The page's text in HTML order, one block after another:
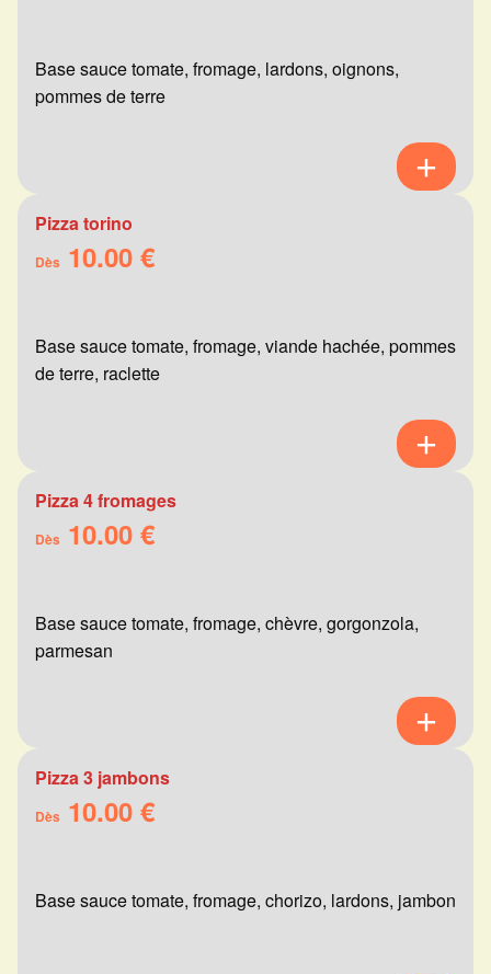
Base sauce tomate, fromage, lardons, oignons,
pommes de terre
Pizza torino
Dès 10.00 €
Base sauce tomate, fromage, viande hachée, pommes
de terre, raclette
Pizza 4 fromages
Dès 10.00 €
Base sauce tomate, fromage, chèvre, gorgonzola,
parmesan
Pizza 3 jambons
Dès 10.00 €
Base sauce tomate, fromage, chorizo, lardons, jambon